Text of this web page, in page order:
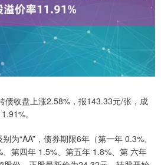
债收盘上涨2.58%，报143.33元/张，成
。
为“AA”，债券期限6年（第一年 0.3%、
第四年 1.5%、第五年 1.8%、第 六年